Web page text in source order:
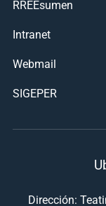
RREEsumen
Intranet
Webmail
SIGEPER
Dirección: